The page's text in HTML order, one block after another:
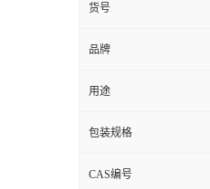
货号
品牌
用途
包装规格
CAS编号